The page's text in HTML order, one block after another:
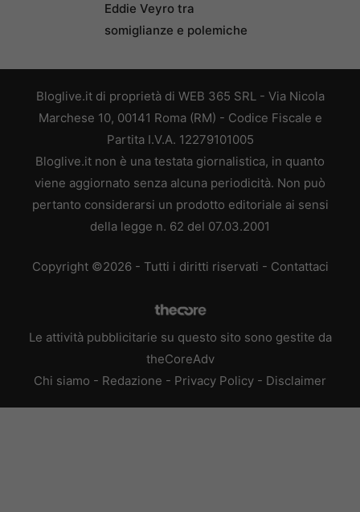
Eddie Veyro tra
somiglianze e polemiche
Bloglive.it di proprietà di WEB 365 SRL - Via Nicola
Marchese 10, 00141 Roma (RM) - Codice Fiscale e
Partita I.V.A. 12279101005
Bloglive.it non è una testata giornalistica, in quanto
viene aggiornato senza alcuna periodicità. Non può
pertanto considerarsi un prodotto editoriale ai sensi
della legge n. 62 del 07.03.2001
Copyright ©2026 - Tutti i diritti riservati - Contattaci
Le attività pubblicitarie su questo sito sono gestite da
theCoreAdv
Chi siamo - Redazione - Privacy Policy - Disclaimer